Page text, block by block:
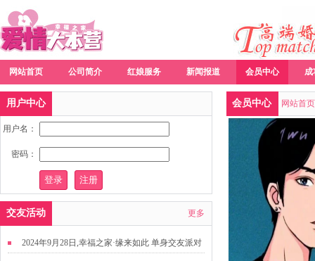
网站首页 公司简介 红娘服务 新闻报道 会员中心 成
会员中心 网站首页
用户中心
用户名：
密码：
交友活动 更多
2024年9月28日,幸福之家·缘来如此 单身交友派对